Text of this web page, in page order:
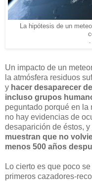
La hipótesis de un
-
Un impacto de un
la atmósfera residuos
y hacer desaparecer
incluso grupos
peguntado porqué en
no hay evidencias de
desaparición de éstos,
muestran que no
menos 500 años
Lo cierto es que poco
primeros cazadores-